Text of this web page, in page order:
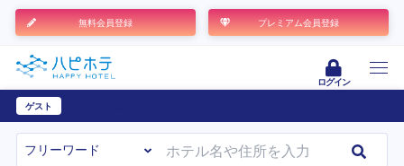
無料会員登録 プレミアム会員登録
ログイン
ゲスト